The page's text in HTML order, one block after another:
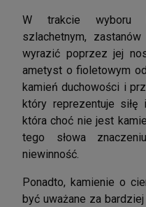
W trakcie wyboru
szlachetnym,
wyrazić poprzez jej
ametyst o fioletowym
kamień duchowości i
który reprezentuje siłę
która choć nie jest
tego słowa
niewinność.
Ponadto, kamienie o
być uważane za